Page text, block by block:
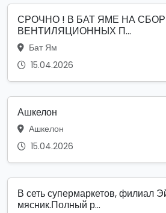
СРОЧНО ! В БАТ ЯМЕ НА
ВЕНТИЛЯЦИОННЫХ П...
Бат Ям
15.04.2026
Ашкелон
Ашкелон
15.04.2026
В сеть супермаркетов, филиал
мясник.Полный р...